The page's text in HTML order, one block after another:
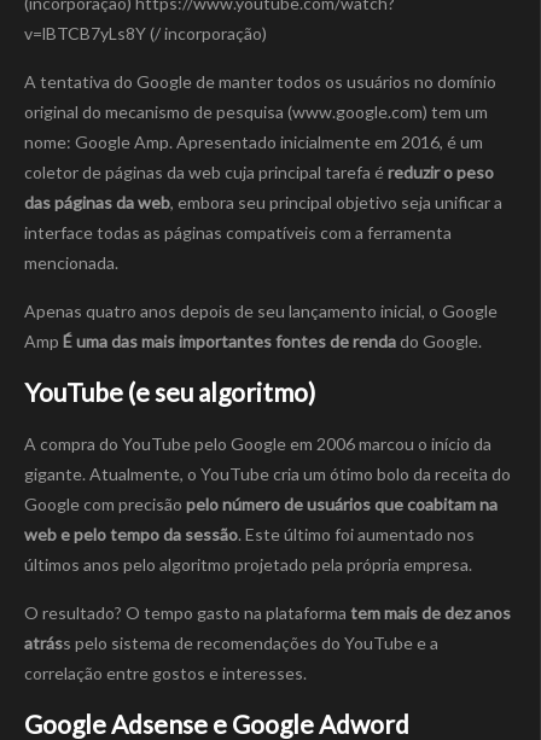
v=lBTCB7yLs8Y (/ incorporação)
A tentativa do Google de manter todos os usuários no domínio
original do mecanismo de pesquisa (www.google.com) tem um
nome: Google Amp. Apresentado inicialmente em 2016, é um
coletor de páginas da web cuja principal tarefa éreduzir o peso
das páginas da web, embora seu principal objetivo seja unificar a
interface todas as páginas compatíveis com a ferramenta
mencionada.
Apenas quatro anos depois de seu lançamento inicial, o Google
Amp É uma das mais importantes fontes de rendado Google.
YouTube (e seu algoritmo)
A compra do YouTube pelo Google em 2006 marcou o início da
gigante. Atualmente, o YouTube cria um ótimo bolo da receita do
Google com precisão pelo número de usuários que coabitam na
web e pelo tempo da sessão. Este último foi aumentado nos
últimos anos pelo algoritmo projetado pela própria empresa.
O resultado? O tempo gasto na plataforma tem mais de dez anos
atráss pelo sistema de recomendações do YouTube e a
correlação entre gostos e interesses.
Google Adsense e Google Adword